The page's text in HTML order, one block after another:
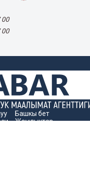
Көл жээгиндеги кино:
Beeline’дан акысыз кино
тармактагы